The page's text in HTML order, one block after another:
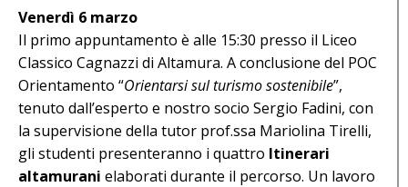
Venerdì 6 marzo
Il primo appuntamento è alle 15:30 presso il Liceo
Classico Cagnazzi di Altamura. A conclusione del POC
Orientamento “Orientarsi sul turismo sostenibile”,
tenuto dall’esperto e nostro socio Sergio Fadini, con
la supervisione della tutor prof.ssa Mariolina Tirelli,
gli studenti presenteranno i quattro Itinerari
altamurani elaborati durante il percorso. Un lavoro